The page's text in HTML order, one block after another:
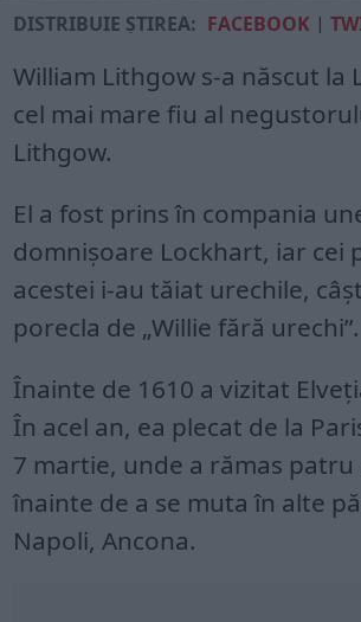
DISTRIBUIE ȘTIREA: FACEBOOK |
William Lithgow s-a născut la
cel mai mare fiu al
Lithgow.
El a fost prins în compania
domnișoare Lockhart, iar cei
acestei i-au tăiat urechile,
porecla de „Willie fără urechi”.
Înainte de 1610 a vizitat
În acel an, ea plecat de la
7 martie, unde a rămas
înainte de a se muta în alte
Napoli, Ancona.